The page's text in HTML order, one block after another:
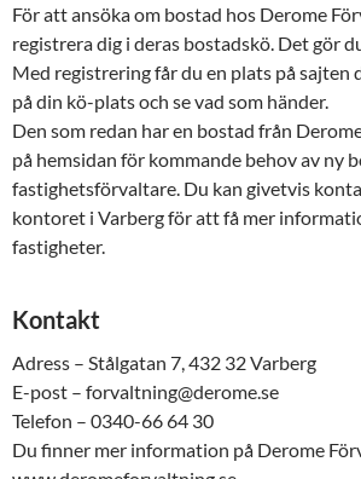
För att ansöka om bostad hos Derome
registrera dig i deras bostadskö. Det gör
Med registrering får du en plats på sajten
på din kö-plats och se vad som händer.
Den som redan har en bostad från
på hemsidan för kommande behov av ny
fastighetsförvaltare. Du kan givetvis
kontoret i Varberg för att få mer
fastigheter.
Kontakt
Adress – Stålgatan 7, 432 32 Varberg
E-post – forvaltning@derome.se
Telefon – 0340-66 64 30
Du finner mer information på Derome